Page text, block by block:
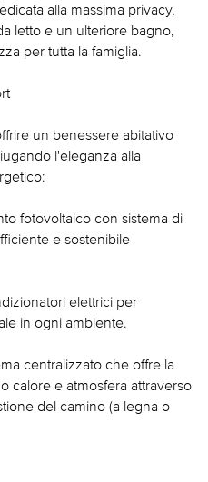
alla massima privacy,
letto e un ulteriore bagno,
per tutta la famiglia.
un benessere abitativo
l'eleganza alla
fotovoltaico con sistema di
e sostenibile
elettrici per
in ogni ambiente.
centralizzato che offre la
calore e atmosfera attraverso
del camino (a legna o